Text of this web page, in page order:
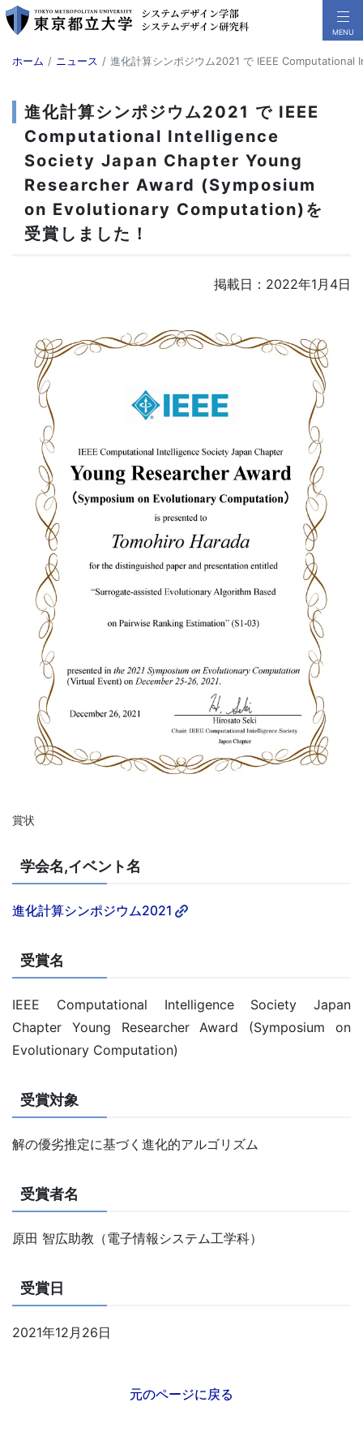
ホーム ニュース 進化計算シンポジウム2021 で IEEE
進化計算シンポジウム2021 で IEEE
Computational Intelligence
Society Japan Chapter Young
Researcher Award (Symposium
on Evolutionary Computation)を
受賞しました！
掲載日：2022年1月4日
賞状
学会名,イベント名
進化計算シンポジウム2021
受賞名
IEEE Computational Intelligence Society Japan
Chapter Young Researcher Award (Symposium on
Evolutionary Computation)
受賞対象
解の優劣推定に基づく進化的アルゴリズム
受賞者名
原田 智広助教（電子情報システム工学科）
受賞日
2021年12月26日
元のページに戻る